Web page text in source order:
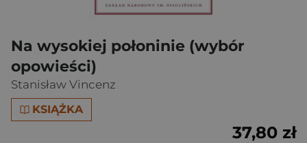
Na wysokiej połoninie (wybór
opowieści)
Stanisław Vincenz
KSIĄŻKA
37,80 zł